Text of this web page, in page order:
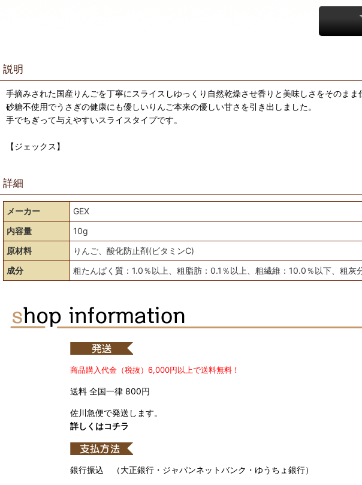
説明
手摘みされた国産りんごを丁寧にスライスしゆっくり自然乾燥させ香りと美味しさをそのまま
砂糖不使用でうさぎの健康にも優しいりんご本来の優しい甘さを引き出しました。
手でちぎって与えやすいスライスタイプです。
【ジェックス】
詳細
メーカー
GEX
内容量
10g
原材料
りんご、酸化防止剤(ビタミンC)
成分
粗たんぱく質：1.0％以上、粗脂肪：0.1％以上、粗繊維：10.0％以下、粗
商品購入代金（税抜）6,000円以上で送料無料！
送料 全国一律 800円
佐川急便で発送します。
詳しくはコチラ
銀行振込 （大正銀行・ジャパンネットバンク・ゆうちょ銀行）